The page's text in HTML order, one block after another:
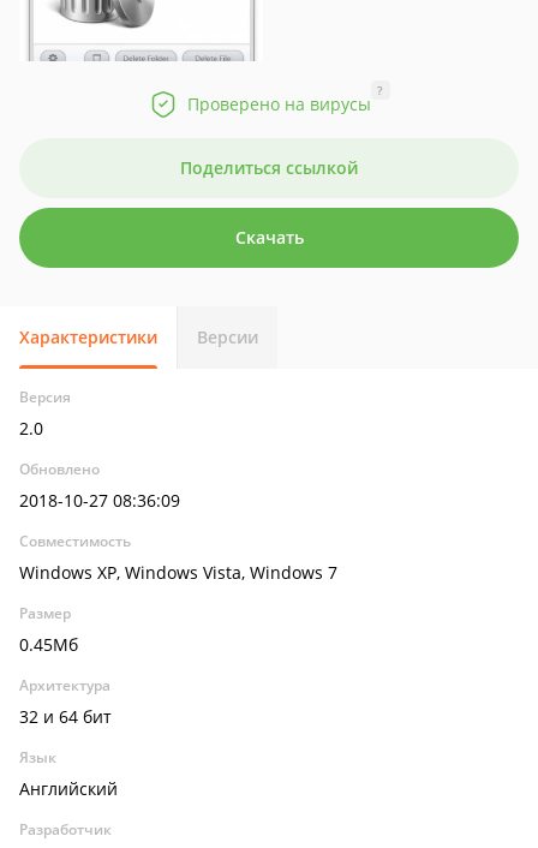
Проверено на вирусы
?
Поделиться ссылкой
Скачать
Характеристики Версии
Версия
2.0
Обновлено
2018-10-27 08:36:09
Совместимость
Windows XP, Windows Vista, Windows 7
Размер
0.45Мб
Архитектура
32 и 64 бит
Язык
Английский
Разработчик